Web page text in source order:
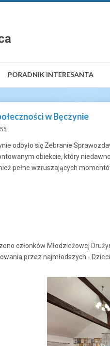
PORADNIK INTERESANTA
w Bęczynie
odbyło się Zebranie
obiekcie, który
pełne wzruszających
członków Młodzieżowej
przez najmłodszych -